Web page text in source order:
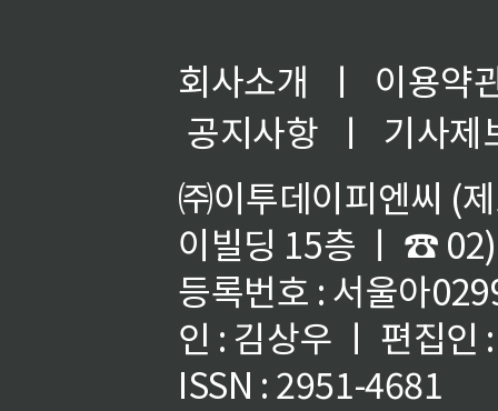
회사소개 ㅣ
이용약
공지사항
ㅣ
기사제
㈜이투데이피엔씨 (
이빌딩 15층 ㅣ ☎
등록번호 : 서울아
인 : 김상우 ㅣ 편집인
ISSN : 2951-4681